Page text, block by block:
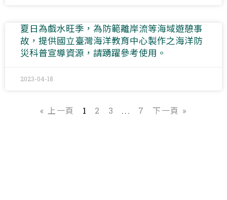
夏日為戲水旺季，為防範離岸流等海域遊憩事
故，提供國立臺灣海洋教育中心製作之海洋防
災科普宣導資源，請踴躍參考使用。
2023-04-18
« 上一頁 1 2 3 ... 7 下一頁 »